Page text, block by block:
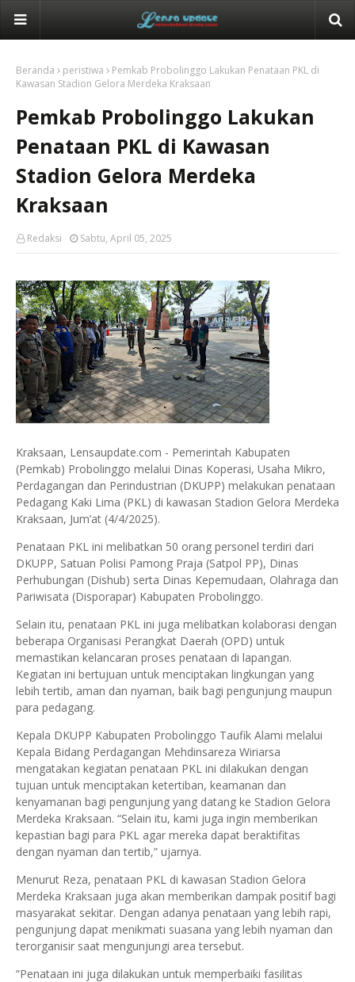
Beranda peristiwa
Pemkab Probolinggo Lakukan Penataan PKL di
Kawasan Stadion Gelora Merdeka Kraksaan
Pemkab Probolinggo Lakukan
Penataan PKL di Kawasan
Stadion Gelora Merdeka
Kraksaan
Redaksi Sabtu, April 05, 2025
Kraksaan, Lensaupdate.com - Pemerintah Kabupaten
(Pemkab) Probolinggo melalui Dinas Koperasi, Usaha Mikro,
Perdagangan dan Perindustrian (DKUPP) melakukan penataan
Pedagang Kaki Lima (PKL) di kawasan Stadion Gelora Merdeka
Kraksaan, Jum’at (4/4/2025).
Penataan PKL ini melibatkan 50 orang personel terdiri dari
DKUPP, Satuan Polisi Pamong Praja (Satpol PP), Dinas
Perhubungan (Dishub) serta Dinas Kepemudaan, Olahraga dan
Pariwisata (Disporapar) Kabupaten Probolinggo.
Selain itu, penataan PKL ini juga melibatkan kolaborasi dengan
beberapa Organisasi Perangkat Daerah (OPD) untuk
memastikan kelancaran proses penataan di lapangan.
Kegiatan ini bertujuan untuk menciptakan lingkungan yang
lebih tertib, aman dan nyaman, baik bagi pengunjung maupun
para pedagang.
Kepala DKUPP Kabupaten Probolinggo Taufik Alami melalui
Kepala Bidang Perdagangan Mehdinsareza Wiriarsa
mengatakan kegiatan penataan PKL ini dilakukan dengan
tujuan untuk menciptakan ketertiban, keamanan dan
kenyamanan bagi pengunjung yang datang ke Stadion Gelora
Merdeka Kraksaan. “Selain itu, kami juga ingin memberikan
kepastian bagi para PKL agar mereka dapat beraktifitas
dengan nyaman dan tertib,” ujarnya.
Menurut Reza, penataan PKL di kawasan Stadion Gelora
Merdeka Kraksaan juga akan memberikan dampak positif bagi
masyarakat sekitar. Dengan adanya penataan yang lebih rapi,
pengunjung dapat menikmati suasana yang lebih nyaman dan
terorganisir saat mengunjungi area tersebut.
“Penataan ini juga dilakukan untuk memperbaiki fasilitas